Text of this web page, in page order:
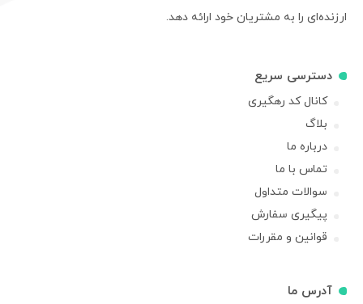
ارزنده‌ای را به مشتریان خود ارائه دهد.
دسترسی سریع
کانال کد رهگیری
بلاگ
درباره ما
تماس با ما
سوالات متداول
پیگیری سفارش
قوانین و مقررات
آدرس ما